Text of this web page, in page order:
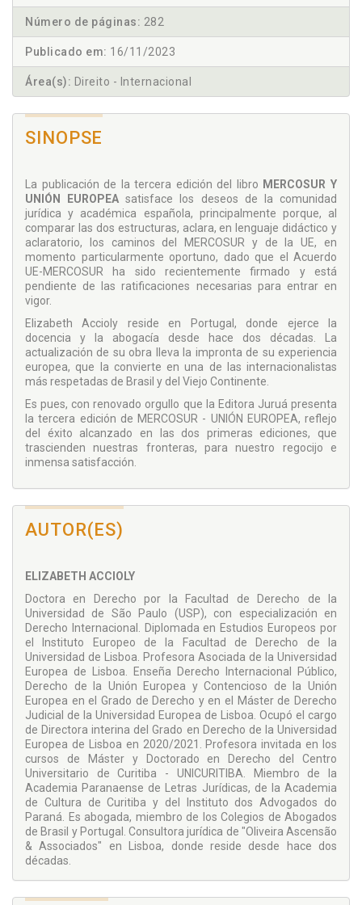
Número de páginas: 282
Publicado em: 16/11/2023
Área(s): Direito - Internacional
SINOPSE
La publicación de la tercera edición del libro MERCOSUR Y
UNIÓN EUROPEA satisface los deseos de la comunidad
jurídica y académica española, principalmente porque, al
comparar las dos estructuras, aclara, en lenguaje didáctico y
aclaratorio, los caminos del MERCOSUR y de la UE, en
momento particularmente oportuno, dado que el Acuerdo
UE-MERCOSUR ha sido recientemente firmado y está
pendiente de las ratificaciones necesarias para entrar en
vigor.
Elizabeth Accioly reside en Portugal, donde ejerce la
docencia y la abogacía desde hace dos décadas. La
actualización de su obra lleva la impronta de su experiencia
europea, que la convierte en una de las internacionalistas
más respetadas de Brasil y del Viejo Continente.
Es pues, con renovado orgullo que la Editora Juruá presenta
la tercera edición de MERCOSUR - UNIÓN EUROPEA, reflejo
del éxito alcanzado en las dos primeras ediciones, que
trascienden nuestras fronteras, para nuestro regocijo e
inmensa satisfacción.
AUTOR(ES)
ELIZABETH ACCIOLY
Doctora en Derecho por la Facultad de Derecho de la
Universidad de São Paulo (USP), con especialización en
Derecho Internacional. Diplomada en Estudios Europeos por
el Instituto Europeo de la Facultad de Derecho de la
Universidad de Lisboa. Profesora Asociada de la Universidad
Europea de Lisboa. Enseña Derecho Internacional Público,
Derecho de la Unión Europea y Contencioso de la Unión
Europea en el Grado de Derecho y en el Máster de Derecho
Judicial de la Universidad Europea de Lisboa. Ocupó el cargo
de Directora interina del Grado en Derecho de la Universidad
Europea de Lisboa en 2020/2021. Profesora invitada en los
cursos de Máster y Doctorado en Derecho del Centro
Universitario de Curitiba - UNICURITIBA. Miembro de la
Academia Paranaense de Letras Jurídicas, de la Academia
de Cultura de Curitiba y del Instituto dos Advogados do
Paraná. Es abogada, miembro de los Colegios de Abogados
de Brasil y Portugal. Consultora jurídica de "Oliveira Ascensão
& Associados" en Lisboa, donde reside desde hace dos
décadas.